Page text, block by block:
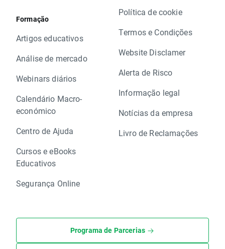
Formação
Artigos educativos
Análise de mercado
Webinars diários
Calendário Macro-
económico
Centro de Ajuda
Cursos e eBooks
Educativos
Segurança Online
Política de cookie
Termos e Condições
Website Disclamer
Alerta de Risco
Informação legal
Notícias da empresa
Livro de Reclamações
Programa de Parcerias